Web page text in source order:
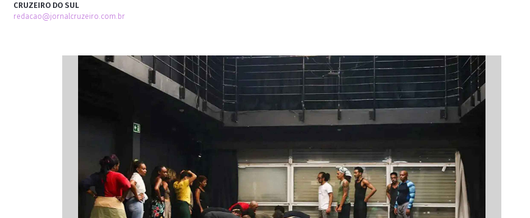
CRUZEIRO DO SUL
redacao@jornalcruzeiro.com.br